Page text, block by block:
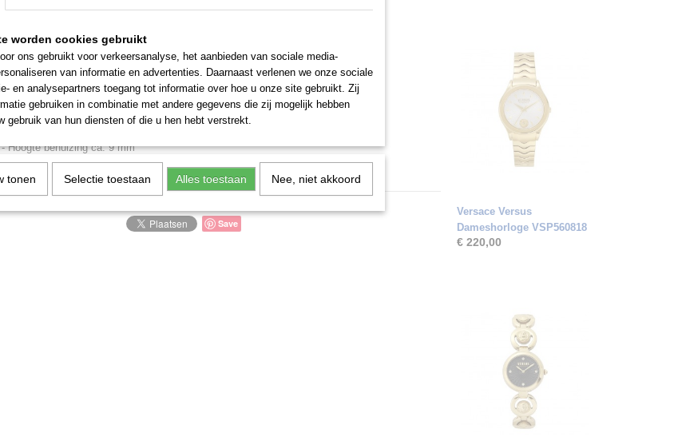
- Quartz uurwerk, werkt op batterijen
- Datumweergave
- 50 meter waterdicht
- Breedte behuizing ca.38 mm
- Hoogte behuizing ca. 9 mm
Levering met doos
Save
Versace Versus
Dameshorloge VSP560818
€ 220,00
worden cookies gebruikt
ons gebruikt voor verkeersanalyse, het aanbieden van sociale media-
van informatie en advertenties. Daarnaast verlenen we onze sociale
en analysepartners toegang tot informatie over hoe u onze site gebruikt. Zij
gebruiken in combinatie met andere gegevens die zij mogelijk hebben
gebruik van hun diensten of die u hen hebt verstrekt.
tonen Selectie toestaan Alles toestaan Nee, niet akkoord